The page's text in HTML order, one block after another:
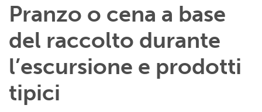
Pranzo o cena a base
del raccolto durante
l’escursione e prodotti
tipici